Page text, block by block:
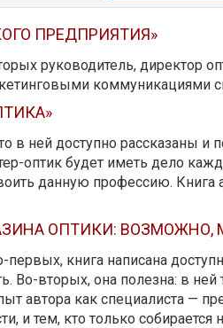
ПРЕДПРИЯТИЯ»
руководитель, директор
коммуникациями
в ней доступно рассказаны
оптик будет иметь дело
данную профессию.
ОПТИКИ: ВОЗМОЖНО,
первых, книга написана
Во-вторых, она полезна: в
автора как специалиста —
и тем, кто только собирается